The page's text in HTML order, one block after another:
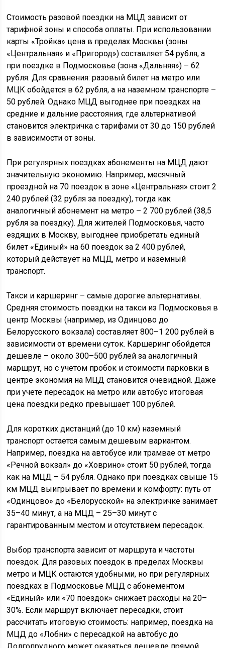
Стоимость разовой поездки на МЦД зависит от
тарифной зоны и способа оплаты. При использовании
карты «Тройка» цена в пределах Москвы (зоны
«Центральная» и «Пригород») составляет 54 рубля, а
при поездке в Подмосковье (зона «Дальняя») – 62
рубля. Для сравнения: разовый билет на метро или
МЦК обойдется в 62 рубля, а на наземном транспорте –
50 рублей. Однако МЦД выгоднее при поездках на
средние и дальние расстояния, где альтернативой
становится электричка с тарифами от 30 до 150 рублей
в зависимости от зоны.
При регулярных поездках абонементы на МЦД дают
значительную экономию. Например, месячный
проездной на 70 поездок в зоне «Центральная» стоит 2
240 рублей (32 рубля за поездку), тогда как
аналогичный абонемент на метро – 2 700 рублей (38,5
рубля за поездку). Для жителей Подмосковья, часто
ездящих в Москву, выгоднее приобретать единый
билет «Единый» на 60 поездок за 2 400 рублей,
который действует на МЦД, метро и наземный
транспорт.
Такси и каршеринг – самые дорогие альтернативы.
Средняя стоимость поездки на такси из Подмосковья в
центр Москвы (например, из Одинцово до
Белорусского вокзала) составляет 800–1 200 рублей в
зависимости от времени суток. Каршеринг обойдется
дешевле – около 300–500 рублей за аналогичный
маршрут, но с учетом пробок и стоимости парковки в
центре экономия на МЦД становится очевидной. Даже
при учете пересадок на метро или автобус итоговая
цена поездки редко превышает 100 рублей.
Для коротких дистанций (до 10 км) наземный
транспорт остается самым дешевым вариантом.
Например, поездка на автобусе или трамвае от метро
«Речной вокзал» до «Ховрино» стоит 50 рублей, тогда
как на МЦД – 54 рубля. Однако при поездках свыше 15
км МЦД выигрывает по времени и комфорту: путь от
«Одинцово» до «Белорусской» на электричке занимает
35–40 минут, а на МЦД – 25–30 минут с
гарантированным местом и отсутствием пересадок.
Выбор транспорта зависит от маршрута и частоты
поездок. Для разовых поездок в пределах Москвы
метро и МЦК остаются удобными, но при регулярных
поездках в Подмосковье МЦД с абонементом
«Единый» или «70 поездок» снижает расходы на 20–
30%. Если маршрут включает пересадки, стоит
рассчитать итоговую стоимость: например, поездка на
МЦД до «Лобни» с пересадкой на автобус до